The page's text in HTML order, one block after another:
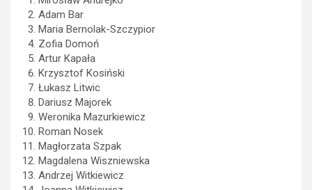
Adam Bar
Maria Bernolak-Szczypior
Zofia Domoń
Artur Kapała
Krzysztof Kosiński
Łukasz Litwic
Dariusz Majorek
Weronika Mazurkiewicz
Roman Nosek
Magłorzata Szpak
Magdalena Wiszniewska
Andrzej Witkiewicz